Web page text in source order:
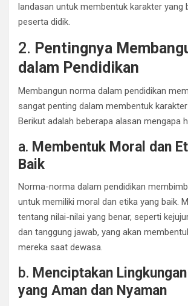
landasan untuk membentuk karakter yang
peserta didik.
2. Pentingnya
dalam Pendidikan
Membangun norma dalam pendidikan
sangat penting dalam membentuk
Berikut adalah beberapa alasan mengapa
a. Membentuk Moral dan
Baik
Norma-norma dalam pendidikan
untuk memiliki moral dan etika yang baik.
tentang nilai-nilai yang benar, seperti
dan tanggung jawab, yang akan
mereka saat dewasa.
b. Menciptakan
yang Aman dan Nyaman